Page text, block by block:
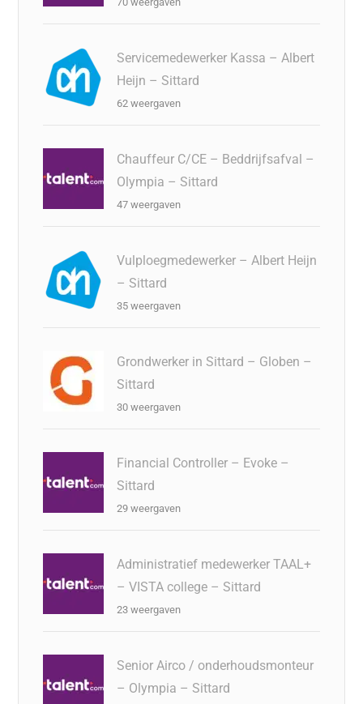
Servicemedewerker Kassa – Albert
Heijn – Sittard
62 weergaven
Chauffeur C/CE – Beddrijfsafval –
Olympia – Sittard
47 weergaven
Vulploegmedewerker – Albert Heijn
– Sittard
35 weergaven
Grondwerker in Sittard – Globen –
Sittard
30 weergaven
Financial Controller – Evoke –
Sittard
29 weergaven
Administratief medewerker TAAL+
– VISTA college – Sittard
23 weergaven
Senior Airco / onderhoudsmonteur
– Olympia – Sittard